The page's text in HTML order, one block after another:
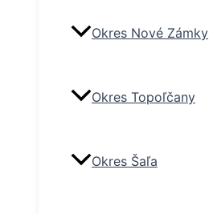
Okres Nové Zámky
Okres Topoľčany
Okres Šaľa